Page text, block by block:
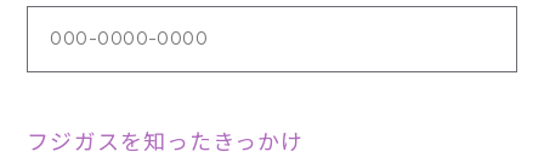
フジガスを知ったきっかけ